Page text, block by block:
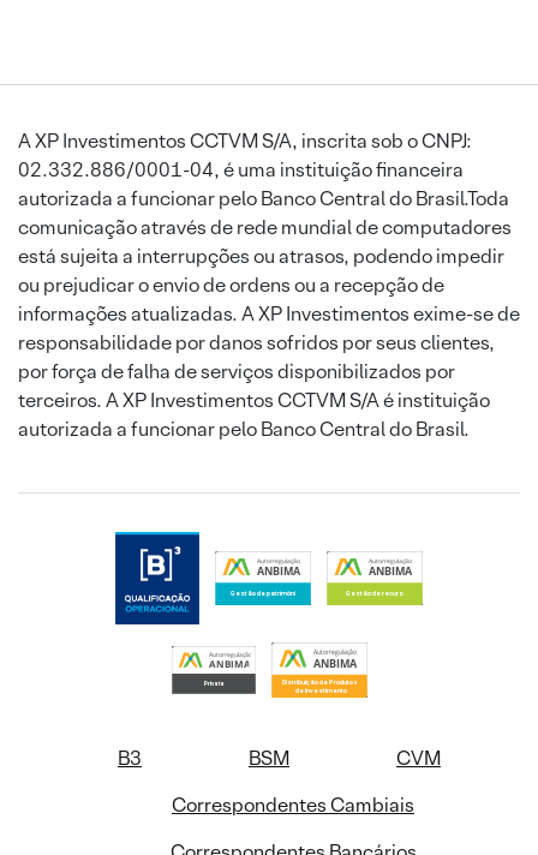
A XP Investimentos CCTVM S/A, inscrita sob o CNPJ:
02.332.886/0001-04, é uma instituição financeira
autorizada a funcionar pelo Banco Central do Brasil.Toda
comunicação através de rede mundial de computadores
está sujeita a interrupções ou atrasos, podendo impedir
ou prejudicar o envio de ordens ou a recepção de
informações atualizadas. A XP Investimentos exime-se de
responsabilidade por danos sofridos por seus clientes,
por força de falha de serviços disponibilizados por
terceiros. A XP Investimentos CCTVM S/A é instituição
autorizada a funcionar pelo Banco Central do Brasil.
B3 BSM
CVM
Correspondentes Cambiais